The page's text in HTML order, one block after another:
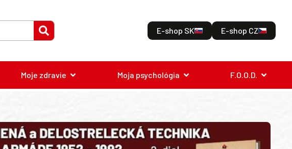
E-shop SK E-shop CZ
Moje zdravie Moja psychológia F.O.O.D.